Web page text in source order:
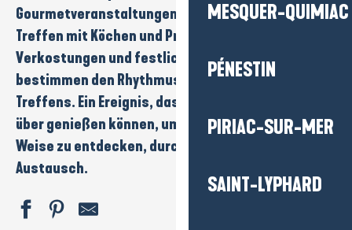
MESQUER-QUIMIAC
PÉNESTIN
PIRIAC-SUR-MER
SAINT-LYPHARD
Gourmetveranstaltungen
Kochvorführungen,
Treffen mit Köchen und Produzenten
Verkostungen und festliche Höhepunkte
bestimmen den Rhythmus dieses unumgänglichen
Treffens. Ein Ereignis, das Sie den ganzen Monat
über genießen können, um die Region auf andere
Weise zu entdecken, durch
Austausch.